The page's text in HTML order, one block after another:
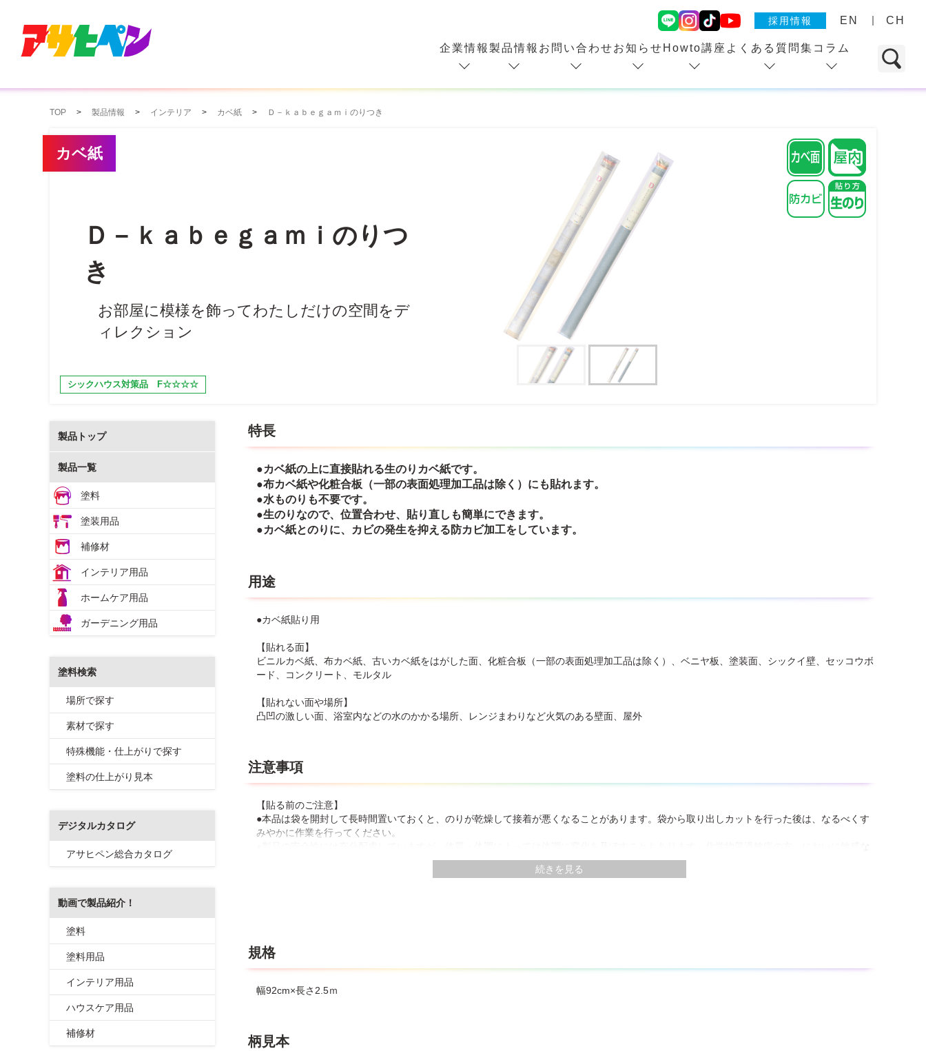
採用情報 EN CH
企業情報 製品情報 お問い合わせお知らせ Howto講座 よくある質問集 コラム
TOP 製品情報 インテリア カベ紙 Ｄ－ｋａｂｅｇａｍｉのりつき
カベ紙
Ｄ－ｋａｂｅｇａｍｉのりつ
き
お部屋に模様を飾ってわたしだけの空間をデ
ィレクション
シックハウス対策品 F☆☆☆☆
特長
●カベ紙の上に直接貼れる生のりカベ紙です。
●布カベ紙や化粧合板（一部の表面処理加工品は除く）にも貼れます。
●水ものりも不要です。
●生のりなので、位置合わせ、貼り直しも簡単にできます。
●カベ紙とのりに、カビの発生を抑える防カビ加工をしています。
用途
●カベ紙貼り用
【貼れる面】
ビニルカベ紙、布カベ紙、古いカベ紙をはがした面、化粧合板（一部の表面処理加工品は除く）、ベニヤ板、塗装面、シックイ壁、セッコウボ
ード、コンクリート、モルタル
【貼れない面や場所】
凸凹の激しい面、浴室内などの水のかかる場所、レンジまわりなど火気のある壁面、屋外
注意事項
【貼る前のご注意】
●本品は袋を開封して長時間置いておくと、のりが乾燥して接着が悪くなることがあります。袋から取り出しカットを行った後は、なるべくす
みやかに作業を行ってください。
方、体調のすぐれない方は使用しないでください。
●柄によっては柄合わせできない場合があります。
●柄によっては裏面の生のりに塗りムラがあるように見えますが、性能に問題はありません。
●下地の凹凸の程度により、カベ紙の表面に下地の凹凸が現れることがあります。
●濃い色柄のカベ紙の上に貼った場合は、下地の色が少し透けて見えることがあります。
てから、貼ることができます。一部の表面処理加工された化粧合板は下地調整をしても貼れない場合 がありますので、一度試し貼りすることを
続きを見る
規格
幅92cm×長さ2.5ｍ
柄見本
製品トップ
製品一覧
塗料
塗装用品
補修材
インテリア用品
ホームケア用品
ガーデニング用品
塗料検索
場所で探す
素材で探す
特殊機能・仕上がりで探す
塗料の仕上がり見本
デジタルカタログ
アサヒペン総合カタログ
動画で製品紹介！
塗料
塗料用品
インテリア用品
ハウスケア用品
補修材